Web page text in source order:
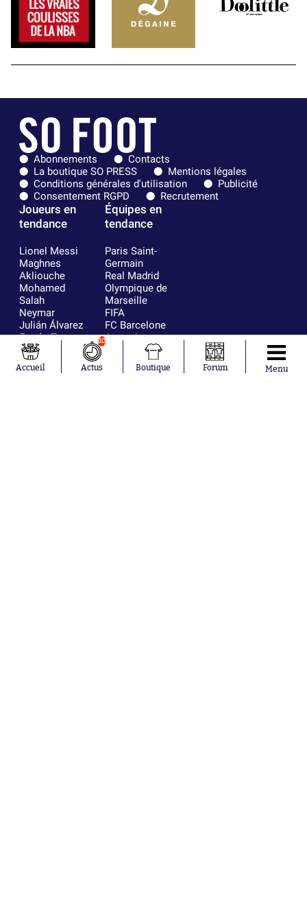
Abonnements
Contacts
La boutique SO PRESS
Mentions légales
Conditions générales d'utilisation
Publicité
Consentement RGPD
Recrutement
Joueurs en
tendance
Lionel Messi
Maghnes
Akliouche
Mohamed
Salah
Neymar
Julián Álvarez
Ferrán Torres
Kilian Corredor
Franco
Mastantuono
Équipes en
tendance
Paris Saint-
Germain
Real Madrid
Olympique de
Marseille
FIFA
FC Barcelone
Argentine
Olympique
lyonnais
AS Monaco
Accueil
10
Actus Boutique Forum Menu